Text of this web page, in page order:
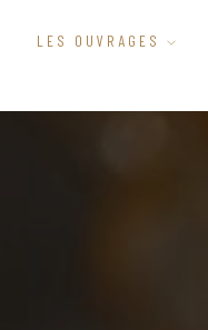
LES OUVRAGES